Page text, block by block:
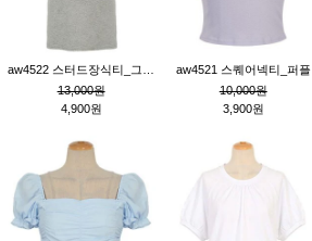
13,000원
4,900원
aw4521 스퀘어넥티_퍼플
10,000원
3,900원